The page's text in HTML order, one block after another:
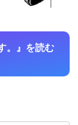
。』を読む